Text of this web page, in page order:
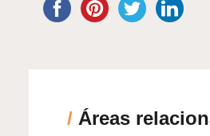
/ Áreas